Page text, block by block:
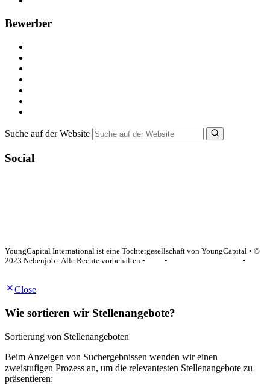
Bewerber
Suche auf der Website
Social
YoungCapital International ist eine Tochtergesellschaft von YoungCapital • ©
2023 Nebenjob - Alle Rechte vorbehalten •
•
•
Close
Wie sortieren wir Stellenangebote?
Sortierung von Stellenangeboten
Beim Anzeigen von Suchergebnissen wenden wir einen
zweistufigen Prozess an, um die relevantesten Stellenangebote zu
präsentieren: